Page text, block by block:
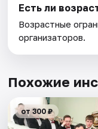
Есть ли
Возрастные
организаторов.
Похожие
от 300 ₽